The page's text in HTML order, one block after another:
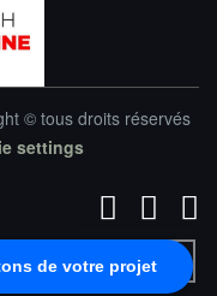
de votre projet
© tous droits réservés
settings